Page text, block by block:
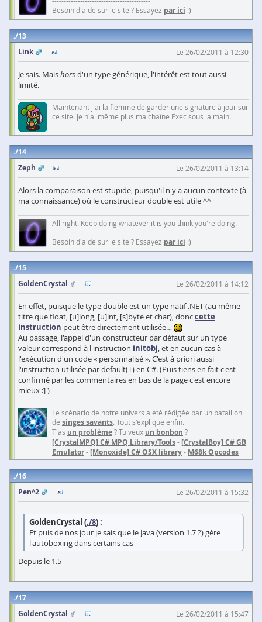
Besoin d'aide sur le site ? Essayez par ici :)
13
Link
Le 26/02/2011 à 12:30
Je sais. Maishorsd'un type générique, l'intérêt est tout aussi
limité.
Maintenant j'ai la flemme de garder une signature à jour sur
ce site. Je n'ai même plus ma chaîne Exec sous la main.
14
Zeph
Le 26/02/2011 à 13:14
Alors la comparaison est stupide, puisqu'il n'y a aucun contexte (à
ma connaissance) où le constructeur double est utile ^^
All right. Keep doing whatever it is you think you're doing.
------------------------------------------
Besoin d'aide sur le site ? Essayez par ici :)
15
GoldenCrystal
Le 26/02/2011 à 14:12
En effet, puisque le type double est un type natif .NET (au même
titre que float, [u]long, [u]int, [s]byte et char), donccette
instruction peut être directement utilisée…
Au passage, l'appel d'un constructeur par défaut sur un type
valeur correspond à l'instruction initobj, et en aucun cas à
l'exécution d'un code « personnalisé ». C'est à priori aussi
l'instruction utilisée par default(T) en C#. (Puis tiens en fait c'est
confirmé par les commentaires en bas de la page c'est encore
mieux :] )
Le scénario de notre univers a été rédigée par un bataillon
de singes savants. Tout s'explique enfin.
T'as un problème? Tu veux un bonbon ?
[CrystalMPQ] C# MPQ Library/Tools- [CrystalBoy] C# GB
Emulator- [Monoxide] C# OSX library- M68k Opcodes
16
Pen^2
Le 26/02/2011 à 15:32
GoldenCrystal (./8) :
Et puis de nos jour je sais que le Java (version 1.7 ?) gère
l'autoboxing dans certains cas
Depuis le 1.5
17
GoldenCrystal
Le 26/02/2011 à 15:47